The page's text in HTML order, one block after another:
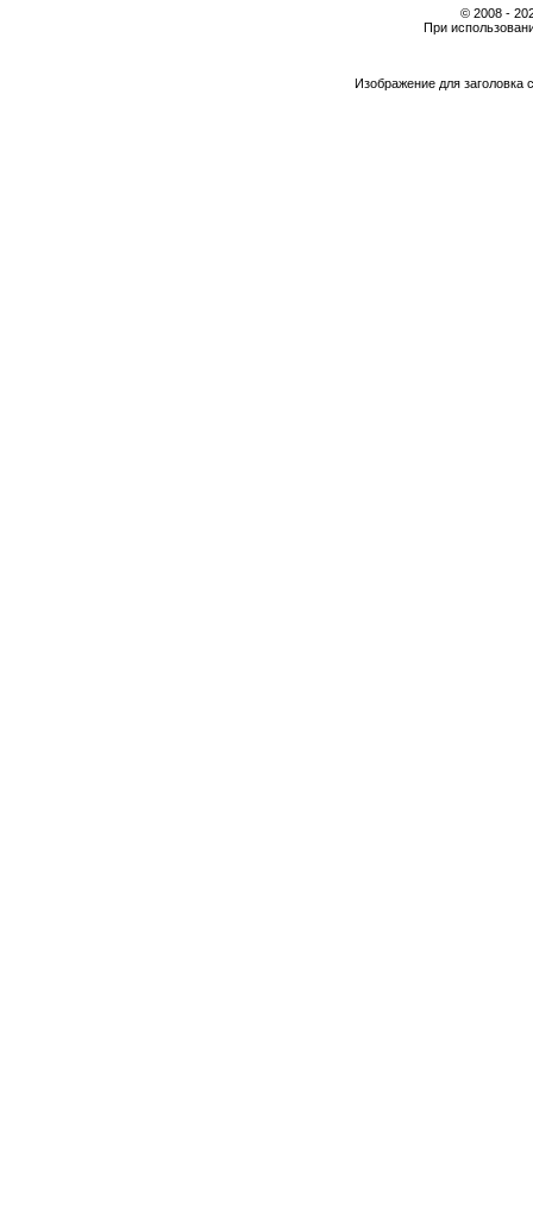
© 2008 -
При
Изображение для